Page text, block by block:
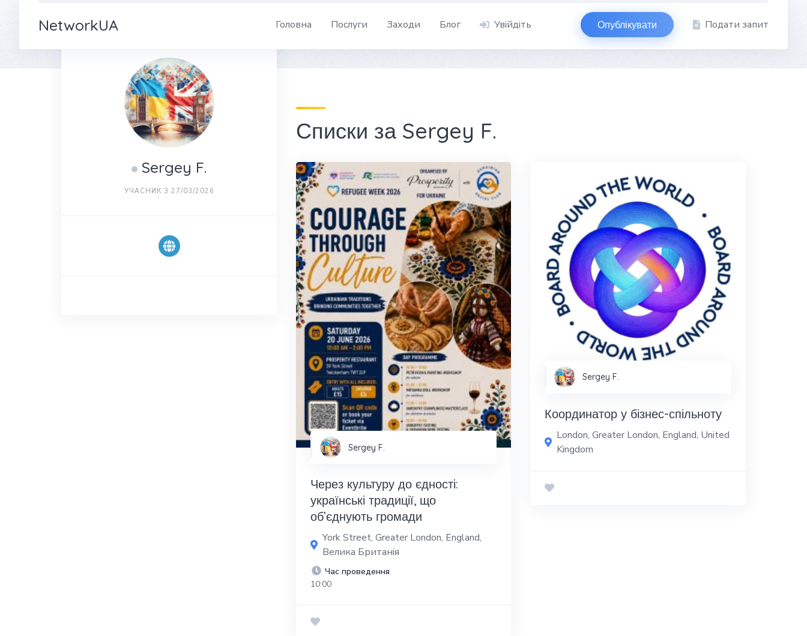
NetworkUA Головна Послуги Заходи Блог Увійдіть Опублікувати Подати запит
Sergey F.
УЧАСНИК З 27/03/2026
Списки за Sergey F.
Sergey F.
Через культуру до єдності:
українські традиції, що
об’єднують громади
York Street, Greater London, England,
Велика Британія
Час проведення
10:00
Sergey F.
Координатор у бізнес-спільноту
London, Greater London, England, United
Kingdom